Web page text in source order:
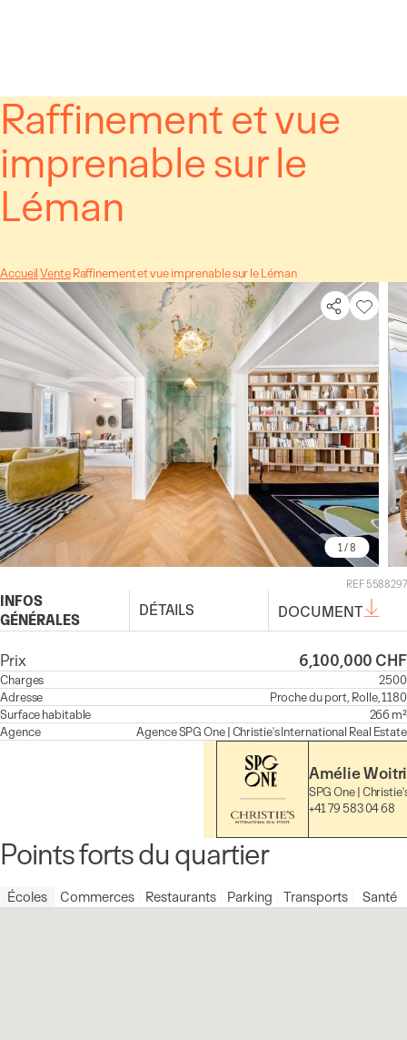
Raffinement et vue
imprenable sur le
Léman
AccueilVenteRaffinement et vue imprenable sur le Léman
1 / 8
REF 5588297
INFOS
GÉNÉRALES
DÉTAILS DOCUMENT
Prix 6,100,000 CHF
Charges
2500
Adresse
Proche du port, Rolle, 1180
Surface habitable
266 m²
Agence
AgenceSPG One | Christie's International Real Estate
Amélie
SPG One |
+41 79 583 04 68
Points forts du quartier
Écoles Commerces Restaurants Parking Transports Santé